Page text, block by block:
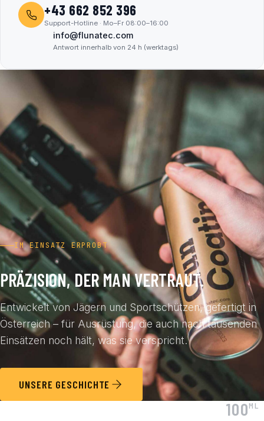
+43 662 852 396
Support-Hotline · Mo–Fr 08:00–16:00
info@flunatec.com
Antwort innerhalb von 24 h (werktags)
IM EINSATZ ERPROBT
PRÄZISION, DER MAN VERTRAUT.
Entwickelt von Jägern und Sportschützen, gefertigt in
Österreich – für Ausrüstung, die auch nach tausenden
Einsätzen noch hält, was sie verspricht.
UNSERE GESCHICHTE
100ML